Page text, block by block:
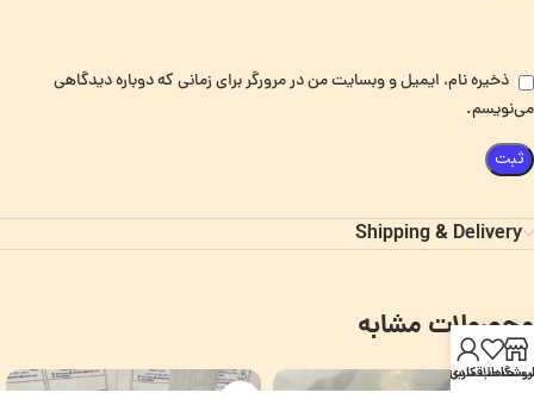
ذخیره نام، ایمیل و وبسایت من در مرورگر برای زمانی که دوباره دیدگاهی
می‌نویسم.
Shipping & Delivery
محصولات مشابه
لیست علاقمندی
حساب کاربری من